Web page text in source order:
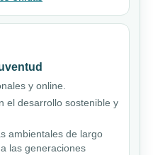
y online.
el desarrollo sostenible y
ambientales de largo
las generaciones